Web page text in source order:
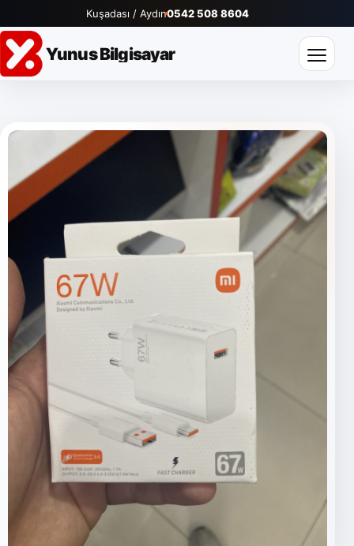
Kuşadası / Aydın0542 508 8604
Yunus Bilgisayar